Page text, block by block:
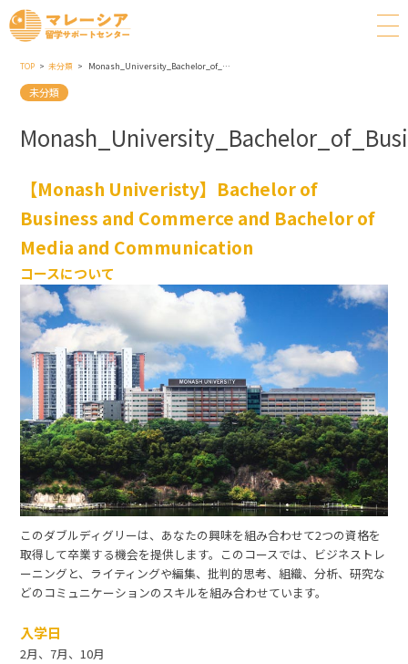
TOP 未分類 Monash_University_Bachelor_of_Business_and_Commerce_and_Bachelor_of_Digital_Media_and_Communication
未分類
【Monash Univeristy】Bachelor of
Business and Commerce and Bachelor of
Media and Communication
コースについて
このダブルディグリーは、あなたの興味を組み合わせて2つの資格を
取得して卒業する機会を提供します。このコースでは、ビジネストレ
ーニングと、ライティングや編集、批判的思考、組織、分析、研究な
どのコミュニケーションのスキルを組み合わせています。
入学日
2月、7月、10月